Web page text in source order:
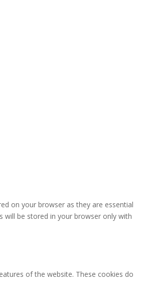
on your browser as they are essential
will be stored in your browser only with
of the website. These cookies do